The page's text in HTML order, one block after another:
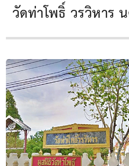
วัดท่าโพธิ์ วรวิหาร